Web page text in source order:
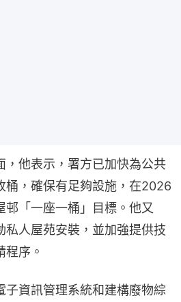
，他表示，署方已加快為公共
桶，確保有足夠設施，在2026
邨「一座一桶」目標。他又
私人屋苑安裝，並加強提供技
序。
子資訊管理系統和建構廢物綜